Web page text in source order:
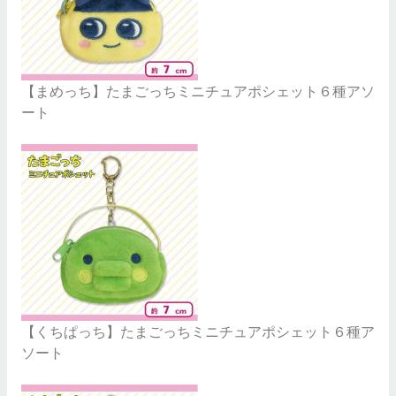
【まめっち】たまごっちミニチュアポシェット６種アソ
ート
【くちぱっち】たまごっちミニチュアポシェット６種ア
ソート